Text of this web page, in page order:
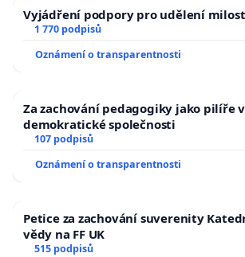
Vyjádření podpory pro udělení
1 770 podpisů
Oznámení o transparentnosti
Za zachování pedagogiky jako pilíře
demokratické společnosti
107 podpisů
Oznámení o transparentnosti
Petice za zachování suverenity
vědy na FF UK
515 podpisů